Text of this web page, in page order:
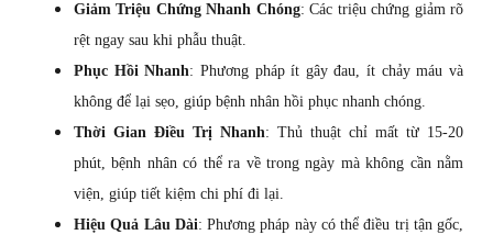
Giảm Triệu Chứng Nhanh Chóng: Các triệu chứng giảm rõ
rệt ngay sau khi phẫu thuật.
Phục Hồi Nhanh: Phương pháp ít gây đau, ít chảy máu và
không để lại sẹo, giúp bệnh nhân hồi phục nhanh chóng.
Thời Gian Điều Trị Nhanh: Thủ thuật chỉ mất từ 15-20
phút, bệnh nhân có thể ra về trong ngày mà không cần nằm
viện, giúp tiết kiệm chi phí đi lại.
Hiệu Quả Lâu Dài: Phương pháp này có thể điều trị tận gốc,